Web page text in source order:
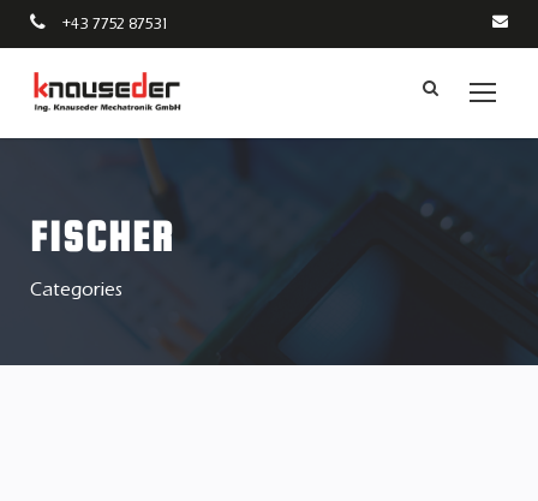
+43 7752 87531
FISCHER
Categories